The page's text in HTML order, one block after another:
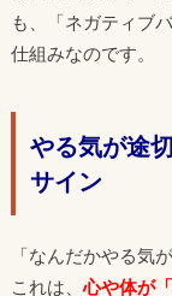
も、「ネガティブ
仕組みなのです。
やる気が途
サイン
「なんだかやる気
これは、心や体が